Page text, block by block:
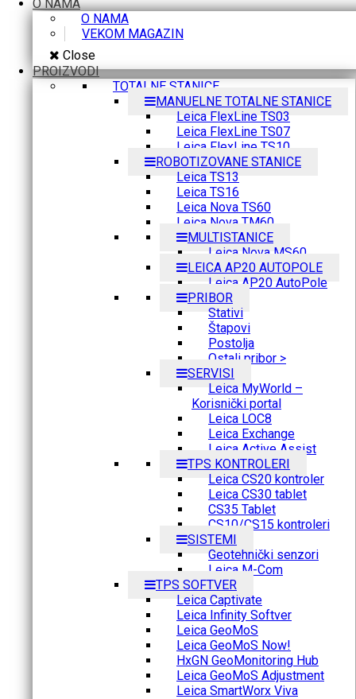
O NAMA
O NAMA
VEKOM MAGAZIN
Close
PROIZVODI
TOTALNE STANICE
MANUELNE TOTALNE STANICE
Leica FlexLine TS03
Leica FlexLine TS07
Leica FlexLine TS10
ROBOTIZOVANE STANICE
Leica TS13
Leica TS16
Leica Nova TS60
Leica Nova TM60
MULTISTANICE
Leica Nova MS60
LEICA AP20 AUTOPOLE
Leica AP20 AutoPole
PRIBOR
Stativi
Štapovi
Postolja
Ostali pribor >
SERVISI
Leica MyWorld –
Korisnički portal
Leica LOC8
Leica Exchange
Leica Active Assist
TPS KONTROLERI
Leica CS20 kontroler
Leica CS30 tablet
CS35 Tablet
CS10/CS15 kontroleri
SISTEMI
Geotehnički senzori
Leica M-Com
TPS SOFTVER
Leica Captivate
Leica Infinity Softver
Leica GeoMoS
Leica GeoMoS Now!
HxGN GeoMonitoring Hub
Leica GeoMoS Adjustment
Leica SmartWorx Viva